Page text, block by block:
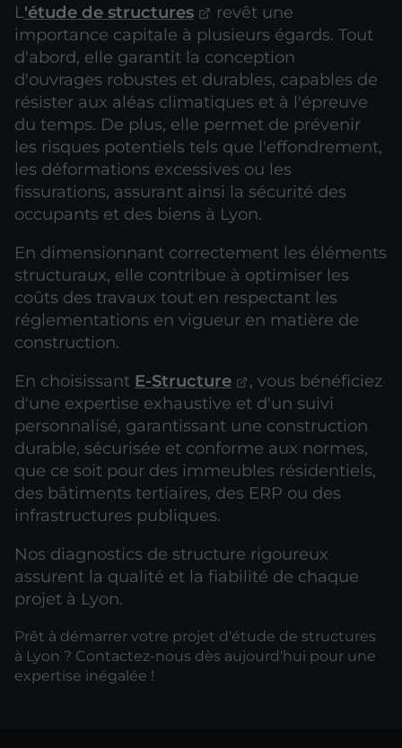
L'étude de structures
revêt une
importance capitale à plusieurs égards. Tout
d'abord, elle garantit la conception
d'ouvrages robustes et durables, capables de
résister aux aléas climatiques et à l'épreuve
du temps. De plus, elle permet de prévenir
les risques potentiels tels que l'effondrement,
les déformations excessives ou les
fissurations, assurant ainsi la sécurité des
occupants et des biens à Lyon.
En dimensionnant correctement les éléments
structuraux, elle contribue à optimiser les
coûts des travaux tout en respectant les
réglementations en vigueur en matière de
construction.
En choisissant E-Structure
, vous bénéficiez
d'une expertise exhaustive et d'un suivi
personnalisé, garantissant une construction
durable, sécurisée et conforme aux normes,
que ce soit pour des immeubles résidentiels,
des bâtiments tertiaires, des ERP ou des
infrastructures publiques.
Nos diagnostics de structure rigoureux
assurent la qualité et la fiabilité de chaque
projet à Lyon.
Prêt à démarrer votre projet d'étude de structures
à Lyon ? Contactez-nous dès aujourd'hui pour une
expertise inégalée !